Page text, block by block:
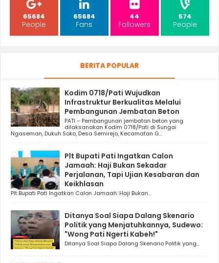
65684
People
65684
Fans
44
Followers
574
People
BERITA POPULAR
Kodim 0718/Pati Wujudkan
Infrastruktur Berkualitas Melalui
Pembangunan Jembatan Beton
PATI – Pembangunan jembatan beton yang
dilaksanakan Kodim 0718/Pati di Sungai
Ngaseman, Dukuh Soko, Desa Semirejo, Kecamatan G...
Plt Bupati Pati Ingatkan Calon
Jamaah: Haji Bukan Sekadar
Perjalanan, Tapi Ujian Kesabaran dan
Keikhlasan
Plt Bupati Pati Ingatkan Calon Jamaah: Haji Bukan...
Ditanya Soal Siapa Dalang Skenario
Politik yang Menjatuhkannya, Sudewo:
"Wong Pati Ngerti Kabeh!"
Ditanya Soal Siapa Dalang Skenario Politik yang...